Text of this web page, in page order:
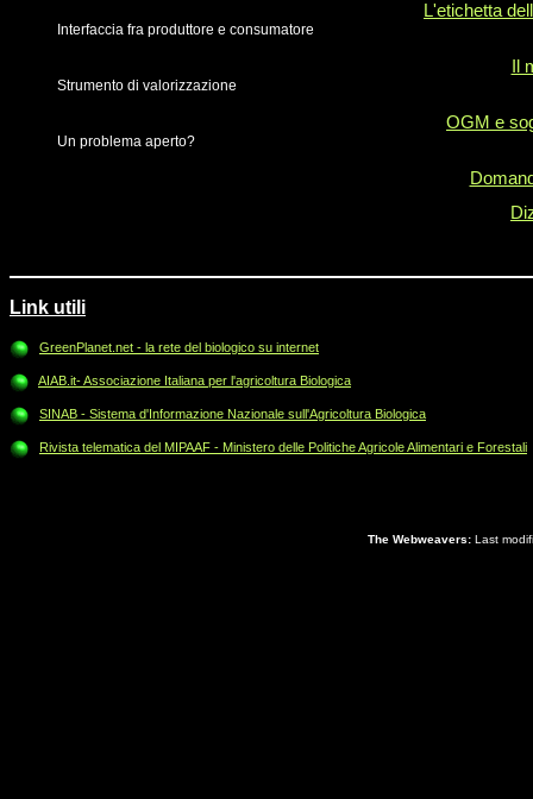
L'etichetta
Interfaccia fra produttore e consumatore
Il
Strumento di valorizzazione
OGM e
Un problema aperto?
Link utili
GreenPlanet.net - la rete del biologico su internet
AIAB.it- Associazione Italiana per l'agricoltura Biologica
SINAB - Sistema d'Informazione Nazionale sull'Agricoltura Biologica
Rivista telematica del MIPAAF - Ministero delle Politiche Agricole Alimentari e Forestali
The Webweavers:Last